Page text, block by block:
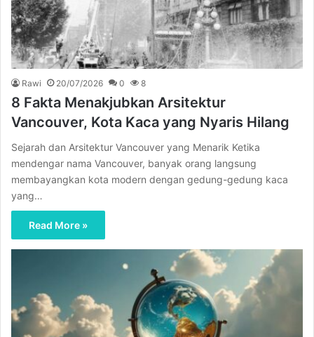
Rawi 20/07/2026 0 8
8 Fakta Menakjubkan Arsitektur
Vancouver, Kota Kaca yang Nyaris Hilang
Sejarah dan Arsitektur Vancouver yang Menarik Ketika
mendengar nama Vancouver, banyak orang langsung
membayangkan kota modern dengan gedung-gedung kaca
yang…
Read More »